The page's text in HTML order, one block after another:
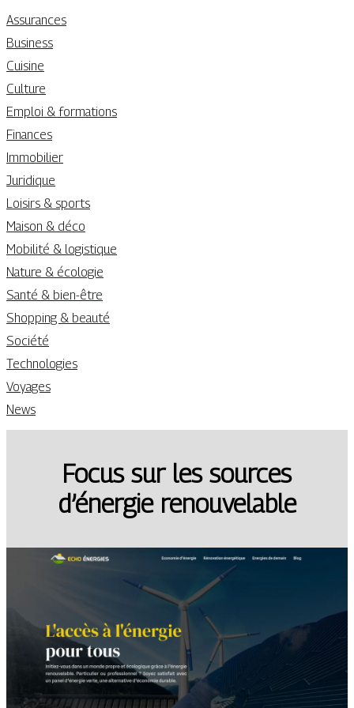
Assurances
Business
Cuisine
Culture
Emploi & formations
Finances
Immobilier
Juridique
Loisirs & sports
Maison & déco
Mobilité & logistique
Nature & écologie
Santé & bien-être
Shopping & beauté
Société
Technologies
Voyages
News
Focus sur les sources
d’énergie renouvelable